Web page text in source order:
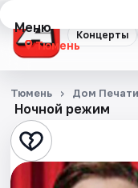
Концерты
Меню
Тюмень
Концерты
Театр
Стендап
Ночной режим
Тюмень Дом